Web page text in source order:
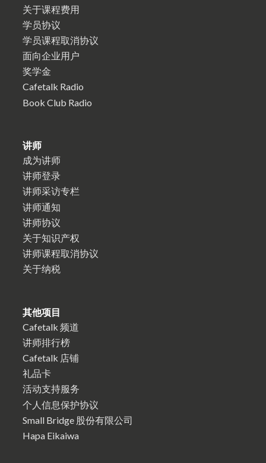
关于课程费用
学员协议
学员课程取消协议
面向企业用户
奖学金
Cafetalk Radio
Book Club Radio
讲师
成为讲师
讲师登录
讲师采访专栏
讲师通知
讲师协议
关于知识产权
讲师课程取消协议
关于纳税
其他项目
Cafetalk 频道
讲师排行榜
Cafetalk 店铺
礼品卡
活动支持服务
个人信息保护协议
Small Bridge 股份有限公司
Hapa Eikaiwa